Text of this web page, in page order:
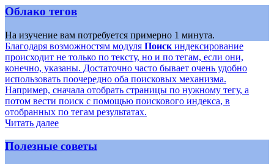
Облако тегов
На изучение вам потребуется примерно 1 минута.
Благодаря возможностям модуля Поиск индексирование
происходит не только по тексту, но и по тегам, если они,
конечно, указаны. Достаточно часто бывает очень удобно
использовать поочередно оба поисковых механизма.
Например, сначала отобрать страницы по нужному тегу, а
потом вести поиск с помощью поискового индекса, в
отобранных по тегам результатах.
Читать далее
Полезные советы